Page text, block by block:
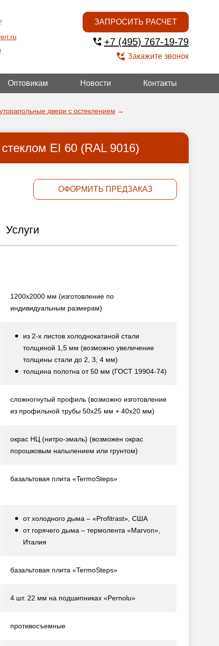
ЗАПРОСИТЬ РАСЧЕТ
+7 (495) 767-19-79
Закажите звонок
Оптовикам Новости Контакты
двери с остеклением →
EI 60 (RAL 9016)
ОФОРМИТЬ ПРЕДЗАКАЗ
Услуги
1200х2000 мм (изготовление по
индивидуальным размерам)
из 2-х листов холоднокатаной стали
толщиной 1,5 мм (возможно увеличение
толщины стали до 2, 3, 4 мм)
толщина полотна от 50 мм (ГОСТ 19904-74)
сложногнутый профиль (возможно изготовление
из профильной трубы 50х25 мм + 40х20 мм)
окрас НЦ (нитро-эмаль) (возможен окрас
порошковым напылением или грунтом)
базальтовая плита «TermoSteps»
от холодного дыма – «Profitrast», США
от горячего дыма – термолента «Marvon»,
Италия
базальтовая плита «TermoSteps»
4 шт. 22 мм на подшипниках «Pernolu»
противосъемные